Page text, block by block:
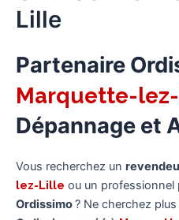
Lille
Partenaire
Marquette-
Dépannage et
Vous recherchez un
lez-Lille ou un professionnel
Ordissimo? Ne cherchez